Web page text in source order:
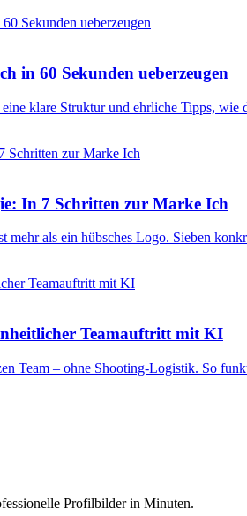
in 60 Sekunden ueberzeugen
klare Struktur und ehrliche Tipps, wie
In 7 Schritten zur Marke Ich
mehr als ein hübsches Logo. Sieben
Teamauftritt mit KI
Team – ohne Shooting-Logistik. So
Profilbilder in Minuten.